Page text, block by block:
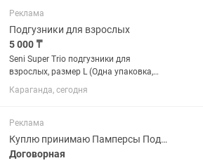
Реклама
Подгузники для взрослых
5 000 ₸
Seni Super Trio подгузники для
взрослых, размер L (Одна упаковка,
внутри ДЕВЯТЬ штук)
Караганда, сегодня
Реклама
Куплю принимаю Памперсы Подгузники для взрослых
Договорная